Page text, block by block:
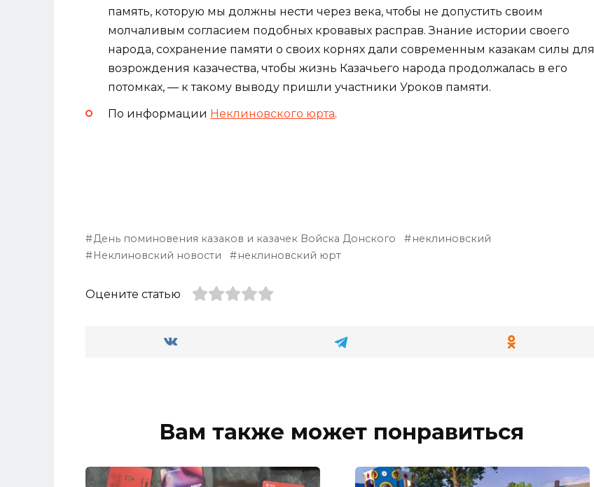
память, которую мы должны нести через века, чтобы не допустить своим
молчаливым согласием подобных кровавых расправ. Знание истории своего
народа, сохранение памяти о своих корнях дали современным казакам силы для
возрождения казачества, чтобы жизнь Казачьего народа продолжалась в его
потомках, — к такому выводу пришли участники Уроков памяти.
По информации Неклиновского юрта.
День поминовения казаков и казачек Войска Донского
неклиновский
Неклиновский новости
неклиновский юрт
Оцените статью
Вам также может понравиться